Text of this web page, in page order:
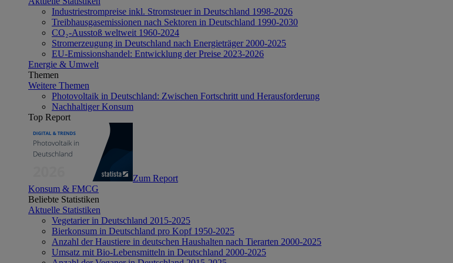
Industriestrompreise inkl. Stromsteuer in Deutschland 1998-2026
Treibhausgasemissionen nach Sektoren in Deutschland 1990-2030
CO₂-Ausstoß weltweit 1960-2024
Stromerzeugung in Deutschland nach Energieträger 2000-2025
EU-Emissionshandel: Entwicklung der Preise 2023-2026
Energie & Umwelt
Themen
Weitere Themen
Photovoltaik in Deutschland: Zwischen Fortschritt und Herausforderung
Nachhaltiger Konsum
Top Report
Zum Report
Konsum & FMCG
Beliebte Statistiken
Aktuelle Statistiken
Vegetarier in Deutschland 2015-2025
Bierkonsum in Deutschland pro Kopf 1950-2025
Anzahl der Haustiere in deutschen Haushalten nach Tierarten 2000-2025
Umsatz mit Bio-Lebensmitteln in Deutschland 2000-2025